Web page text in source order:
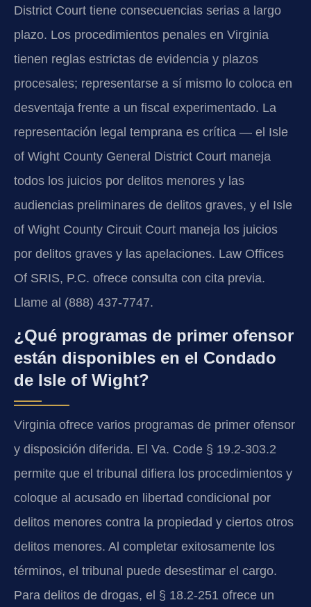
District Court tiene consecuencias serias a largo
plazo. Los procedimientos penales en Virginia
tienen reglas estrictas de evidencia y plazos
procesales; representarse a sí mismo lo coloca en
desventaja frente a un fiscal experimentado. La
representación legal temprana es crítica — el Isle
of Wight County General District Court maneja
todos los juicios por delitos menores y las
audiencias preliminares de delitos graves, y el Isle
of Wight County Circuit Court maneja los juicios
por delitos graves y las apelaciones. Law Offices
Of SRIS, P.C. ofrece consulta con cita previa.
Llame al (888) 437-7747.
¿Qué programas de primer ofensor
están disponibles en el Condado
de Isle of Wight?
Virginia ofrece varios programas de primer ofensor
y disposición diferida. El Va. Code § 19.2-303.2
permite que el tribunal difiera los procedimientos y
coloque al acusado en libertad condicional por
delitos menores contra la propiedad y ciertos otros
delitos menores. Al completar exitosamente los
términos, el tribunal puede desestimar el cargo.
Para delitos de drogas, el § 18.2-251 ofrece un